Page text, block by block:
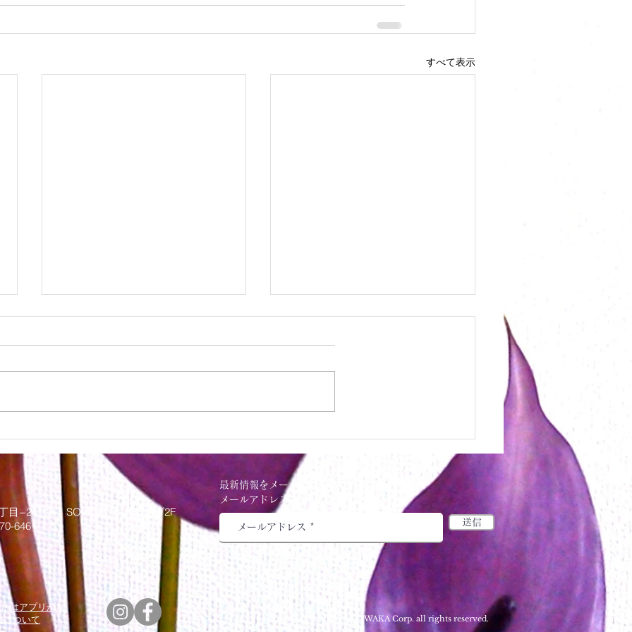
すべて表示
パンプキンアレンジ作りまし
た
目−24−14 SOWAKAビルヂング2F
6461
はアプリから
について
最新情報をメールでお届けします
メールアドレスを入力してください：
送信
© Copy right 2018 by SOWAKA Corp. all rights reserved.